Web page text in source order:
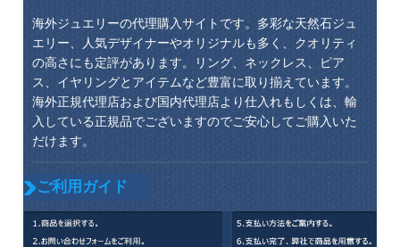
海外ジュエリーの代理購入サイトです。多彩な天然石ジュ
エリー、人気デザイナーやオリジナルも多く、クオリティ
の高さにも定評があります。リング、ネックレス、ピア
ス、イヤリングとアイテムなど豊富に取り揃えています。
海外正規代理店および国内代理店より仕入れもしくは、輸
入している正規品でございますのでご安心してご購入いた
だけます。
ご利用ガイド